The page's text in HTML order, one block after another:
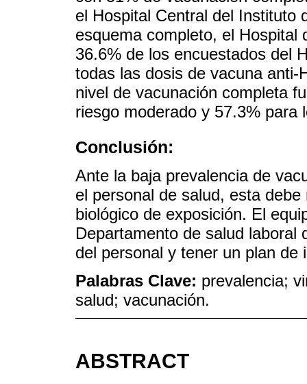
el Hospital Central del Instituto
esquema completo, el
36.6% de los encuestados del
todas las dosis de vacuna
nivel de vacunación completa
riesgo moderado y 57.3% para
Conclusión:
Ante la baja prevalencia de
el personal de salud, esta
biológico de exposición. El
Departamento de salud laboral
del personal y tener un plan de
Palabras Clave: prevalencia;
salud; vacunación.
ABSTRACT